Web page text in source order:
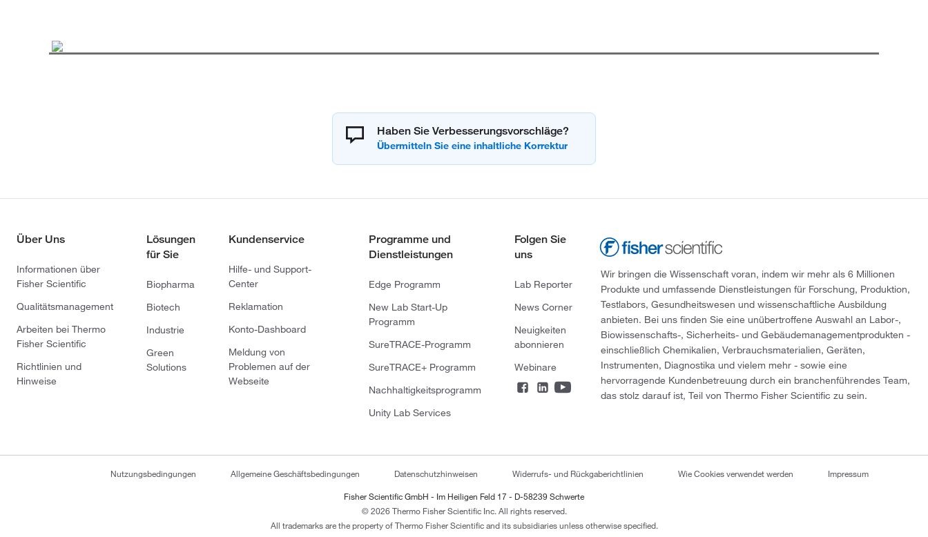
Haben Sie Verbesserungsvorschläge?
Über Uns
Informationen über
Fisher Scientific
Qualitätsmanagement
Arbeiten bei Thermo
Fisher Scientific
Richtlinien und
Hinweise
Lösungen
für Sie
Biopharma
Biotech
Industrie
Green
Solutions
Kundenservice
Hilfe- und Support-
Center
Reklamation
Konto-Dashboard
Meldung von
Problemen auf der
Webseite
Programme und
Dienstleistungen
Edge Programm
New Lab Start-Up
Programm
SureTRACE-Programm
SureTRACE+ Programm
Nachhaltigkeitsprogramm
Unity Lab Services
Folgen Sie
uns
Lab Reporter
News Corner
Neuigkeiten
abonnieren
Webinare
Wir bringen die Wissenschaft voran, indem wir mehr als 6 Millionen
Produkte und umfassende Dienstleistungen für Forschung, Produktion,
Testlabors, Gesundheitswesen und wissenschaftliche Ausbildung
anbieten. Bei uns finden Sie eine unübertroffene Auswahl an Labor-,
Biowissenschafts-, Sicherheits- und Gebäudemanagementprodukten -
einschließlich Chemikalien, Verbrauchsmaterialien, Geräten,
Instrumenten, Diagnostika und vielem mehr - sowie eine
hervorragende Kundenbetreuung durch ein branchenführendes Team,
das stolz darauf ist, Teil von Thermo Fisher Scientific zu sein.
Nutzungsbedingungen Allgemeine Geschäftsbedingungen Datenschutzhinweisen Widerrufs- und Rückgaberichtlinien Wie Cookies verwendet werden Impressum
Fisher Scientific GmbH - Im Heiligen Feld 17 - D-58239 Schwerte
© 2026 Thermo Fisher Scientific Inc. All rights reserved.
All trademarks are the property of Thermo Fisher Scientific and its subsidiaries unless otherwise specified.